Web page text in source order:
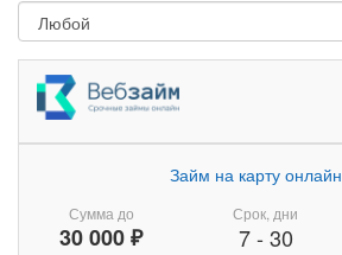
Сумма до
30 000 ₽
Займ на карту онлайн
Срок, дни
7- 30